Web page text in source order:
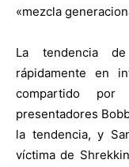
«mezcla
La tendencia
rápidamente en
compartido
presentadores
la tendencia, y
víctima de